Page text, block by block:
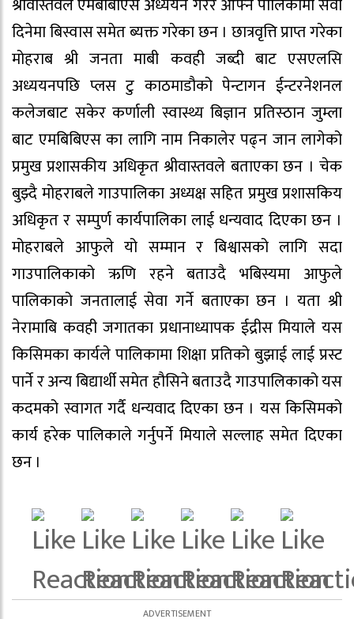
दिनेमा बिस्वास समेत ब्यक्त गरेका छन । छात्रवृत्ति प्राप्त गरेका
मोहराब श्री जनता माबी कवही जब्दी बाट एसएलसि
अध्ययनपछि प्लस टु काठमाडौको पेन्टागन ईन्टरनेशनल
कलेजबाट सकेर कर्णाली स्वास्थ्य बिज्ञान प्रतिस्ठान जुम्ला
बाट एमबिबिएस का लागि नाम निकालेर पढ्न जान लागेको
प्रमुख प्रशासकीय अधिकृत श्रीवास्तवले बताएका छन । चेक
बुझ्दै मोहराबले गाउपालिका अध्यक्ष सहित प्रमुख प्रशासकिय
अधिकृत र सम्पुर्ण कार्यपालिका लाई धन्यवाद दिएका छन ।
मोहराबले आफुले यो सम्मान र बिश्वासको लागि सदा
गाउपालिकाको ऋणि रहने बताउदै भबिस्यमा आफुले
पालिकाको जनतालाई सेवा गर्ने बताएका छन । यता श्री
नेरामाबि कवही जगातका प्रधानाध्यापक ईद्रीस मियाले यस
किसिमका कार्यले पालिकामा शिक्षा प्रतिको बुझाई लाई प्रस्ट
पार्ने र अन्य बिद्यार्थी समेत हौसिने बताउदै गाउपालिकाको यस
कदमको स्वागत गर्दै धन्यवाद दिएका छन । यस किसिमको
कार्य हरेक पालिकाले गर्नुपर्ने मियाले सल्लाह समेत दिएका
छन ।